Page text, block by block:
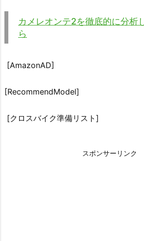
カメレオンテ2を徹底的に分析
ら
[AmazonAD]
[RecommendModel]
[クロスバイク準備リスト]
スポンサーリンク